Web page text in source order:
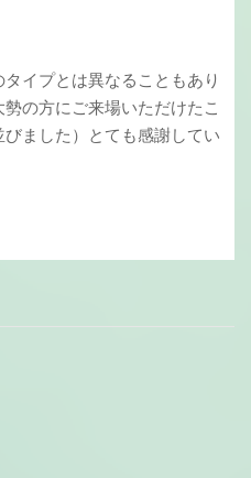
イプとは異なることもあり
の方にご来場いただけたこ
ました）とても感謝してい